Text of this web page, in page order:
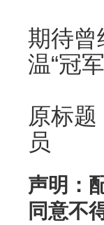
期待曾
温“冠
原标
员
声明：
同意不